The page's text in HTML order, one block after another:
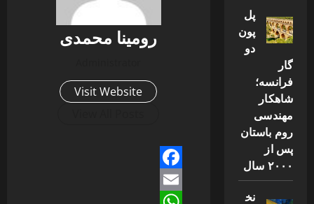
رومینا محمدی
Visit Website
Facebook
پل
پون
دو
گار
فرانسه؛
شاهکار
مهندسی
روم باستان
پس از
۲۰۰۰ سال
نخ